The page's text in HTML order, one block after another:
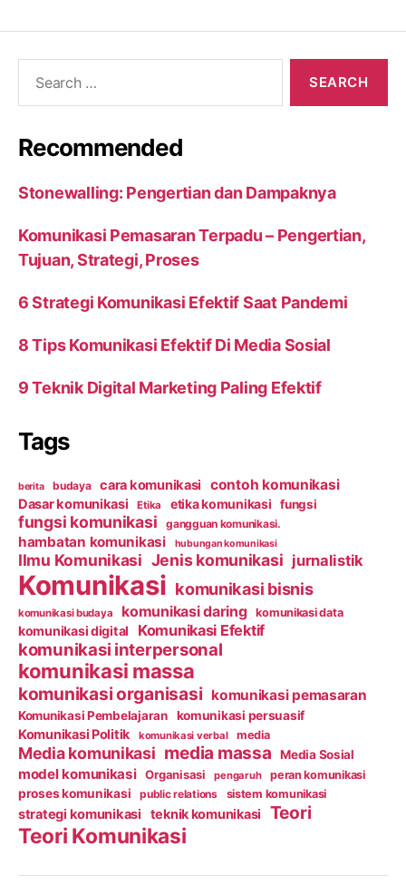
Recommended
Stonewalling: Pengertian dan Dampaknya
Komunikasi Pemasaran Terpadu – Pengertian,
Tujuan, Strategi, Proses
6 Strategi Komunikasi Efektif Saat Pandemi
8 Tips Komunikasi Efektif Di Media Sosial
9 Teknik Digital Marketing Paling Efektif
Tags
berita budaya cara komunikasi contoh komunikasi
Dasar komunikasi Etika etika komunikasi fungsi
fungsi komunikasi gangguan komunikasi.
hambatan komunikasi hubungan komunikasi
Ilmu Komunikasi Jenis komunikasi jurnalistik
Komunikasi komunikasi bisnis
komunikasi budaya komunikasi daring komunikasi data
komunikasi digital Komunikasi Efektif
komunikasi interpersonal
komunikasi massa
komunikasi organisasi komunikasi pemasaran
Komunikasi Pembelajaran komunikasi persuasif
Komunikasi Politik komunikasi verbal media
Media komunikasi media massa Media Sosial
model komunikasi Organisasi pengaruh peran komunikasi
proses komunikasi public relations sistem komunikasi
strategi komunikasi teknik komunikasi Teori
Teori Komunikasi